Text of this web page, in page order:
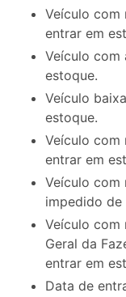
Veículo
entrar em
Veículo com
estoque.
Veículo
estoque.
Veículo com
entrar em
Veículo com
impedido de
Veículo com
Geral da
entrar em
Data de